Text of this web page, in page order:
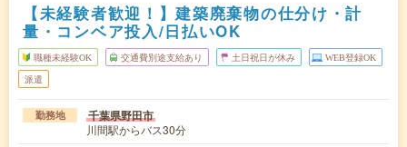
【未経験者歓迎！】建築廃棄物の仕分け・計
量・コンベア投入/日払いOK
職種未経験OK 交通費別途支給あり 土日祝日が休み WEB登録OK
派遣
勤務地 千葉県野田市
川間駅からバス30分